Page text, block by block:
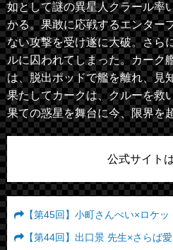
如として謎の異星人クラール率
かる。果敢に応戦するエンター
ない攻撃を受け遂に大破。さら
ルに囚われてしまった。カーク
は、脱出ポッドで艦を離れ、見
果たしてカークは、クルーを
果ての惑星を舞台に今、限界を
公式サイト
【第45回】小町さんぺい×ロケッ
【第44回】出口景 先生×さらば